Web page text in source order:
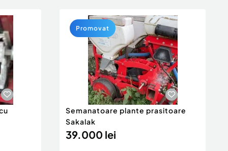
Semanatoare plante prasitoare
Sakalak
39.000 lei
Promovat